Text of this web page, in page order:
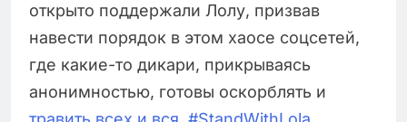
открыто поддержали Лолу, призвав
навести порядок в этом хаосе соцсетей,
где какие-то дикари, прикрываясь
анонимностью, готовы оскорблять и